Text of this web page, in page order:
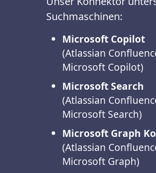
Suchmaschinen:
Microsoft Copilot
(Atlassian
Microsoft Copilot)
Microsoft Search
(Atlassian
Microsoft Search)
Microsoft Graph
(Atlassian
Microsoft Graph)